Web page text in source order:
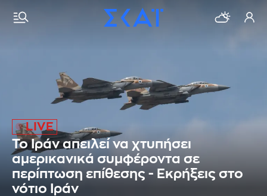
Το Ιράν απειλεί να χτυπήσει
αμερικανικά συμφέροντα σε
περίπτωση επίθεσης - Εκρήξεις στο
νότιο Ιράν